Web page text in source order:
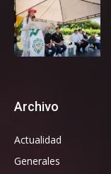
Archivo
Actualidad
Generales